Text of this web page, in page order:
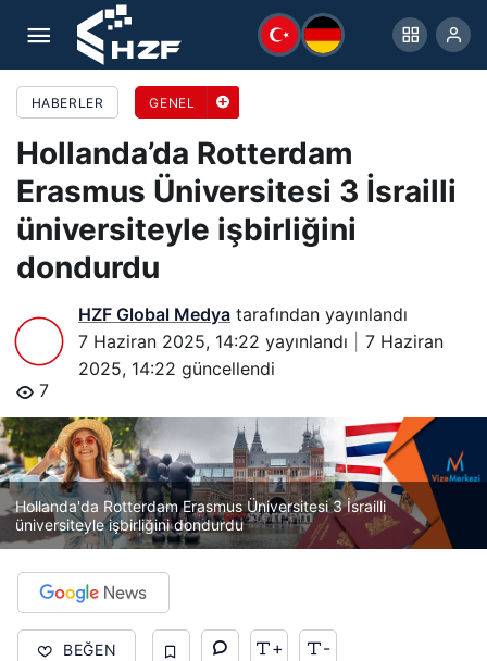
HABERLER GENEL
Hollanda’da Rotterdam
Erasmus Üniversitesi 3 İsrailli
üniversiteyle işbirliğini
dondurdu
HZF Global Medya tarafından yayınlandı
7 Haziran 2025, 14:22 yayınlandı
7 Haziran
2025, 14:22 güncellendi
7
Hollanda'da Rotterdam Erasmus Üniversitesi 3 İsrailli
üniversiteyle işbirliğini dondurdu
BEĞEN + -
Hollanda’da Rotterdam Erasmus Üniversitesi 3
İsrailli üniversiteyle işbirliğini dondurdu